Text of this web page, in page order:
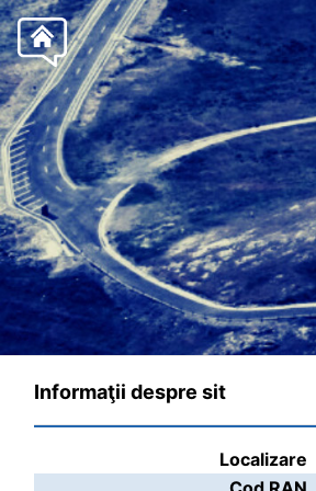
Informaţii despre sit
Localizare